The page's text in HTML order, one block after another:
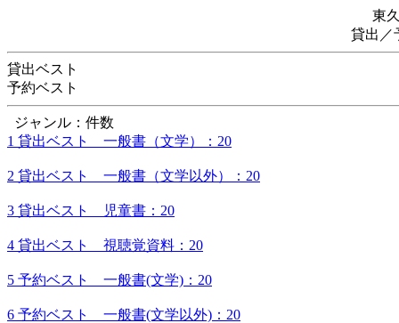
東
貸出／
貸出ベスト
予約ベスト
ジャンル：件数
1 貸出ベスト 一般書（文学）：20
2 貸出ベスト 一般書（文学以外）：20
3 貸出ベスト 児童書：20
4 貸出ベスト 視聴覚資料：20
5 予約ベスト 一般書(文学)：20
6 予約ベスト 一般書(文学以外)：20